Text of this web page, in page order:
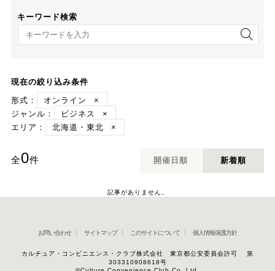
キーワード検索
キーワード検索
現在の絞り込み条件
形式：
オンライン
×
ジャンル：
ビジネス
×
エリア：
北海道・東北 ×
全0件 開催日順 新着順
記事がありません。
お問い合わせ サイトマップ このサイトについて 個人情報保護方針
カルチュア・コンビニエンス・クラブ株式会社 東京都公安委員会許可 第
303310908618号